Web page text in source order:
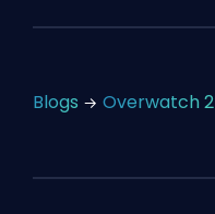
Blogs Overwatch 2